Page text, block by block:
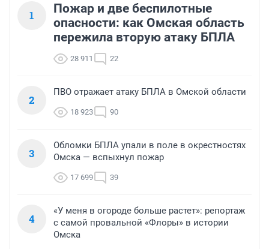
1
Пожар и две беспилотные
опасности: как Омская область
пережила вторую атаку БПЛА
28 911 22
2
ПВО отражает атаку БПЛА в Омской области
18 923 90
3
Обломки БПЛА упали в поле в окрестностях
Омска — вспыхнул пожар
17 699 39
4
«У меня в огороде больше растет»: репортаж
с самой провальной «Флоры» в истории
Омска